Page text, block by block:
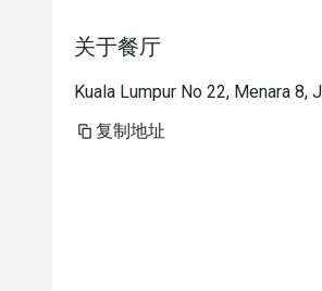
关于餐厅
Kuala Lumpur No 22, Menara 8,
复制地址